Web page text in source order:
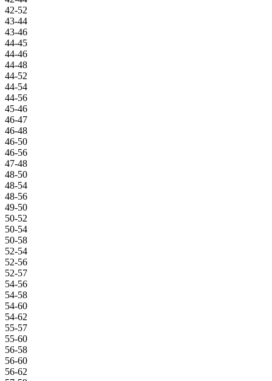
42-52
43-44
43-46
44-45
44-46
44-48
44-52
44-54
44-56
45-46
46-47
46-48
46-50
46-56
47-48
48-50
48-54
48-56
49-50
50-52
50-54
50-58
52-54
52-56
52-57
54-56
54-58
54-60
54-62
55-57
55-60
56-58
56-60
56-62